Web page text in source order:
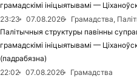
грамадскімі ініцыятывамі —
23:23
07.08.2026
Грамадства,
Палітычныя структуры павінны
грамадскімі ініцыятывамі —
(падрабязна)
22:02
07.08.2026
Грамадства